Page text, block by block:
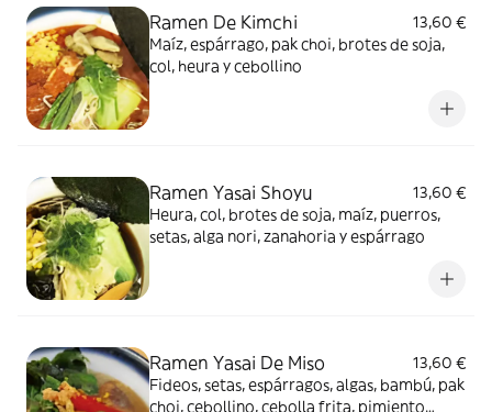
Ramen De Kimchi
13,60 €
Maíz, espárrago, pak choi, brotes de soja,
col, heura y cebollino
Ramen Yasai Shoyu
13,60 €
Heura, col, brotes de soja, maíz, puerros,
setas, alga nori, zanahoria y espárrago
Ramen Yasai De Miso
13,60 €
Fideos, setas, espárragos, algas, bambú, pak
choi, cebollino, cebolla frita, pimiento